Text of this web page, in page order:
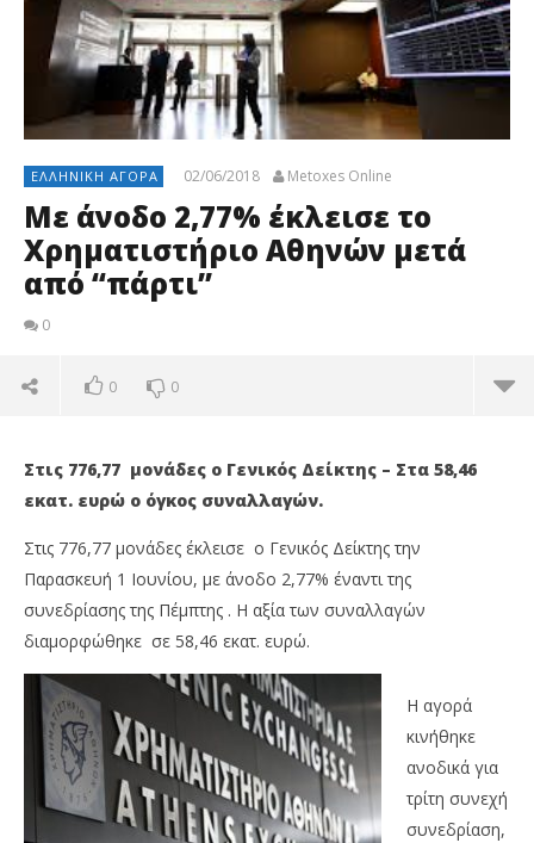
ΕΛΛΗΝΙΚΉ ΑΓΟΡΆ 02/06/2018 Metoxes Online
Με άνοδο 2,77% έκλεισε το
Χρηματιστήριο Αθηνών μετά
από “πάρτι”
0
0 0
NOW VIEWING
Με άνοδο 2,77% έκλεισε το Χρηματιστήριο
Αθηνών μετά από “πάρτι”
Στις 776,77 μονάδες ο Γενικός Δείκτης – Στα 58,46
εκατ. ευρώ ο όγκος συναλλαγών.
Στις 776,77 μονάδες έκλεισε ο Γενικός Δείκτης την
Παρασκευή 1 Ιουνίου, με άνοδο 2,77% έναντι της
συνεδρίασης της Πέμπτης . Η αξία των συναλλαγών
διαμορφώθηκε σε 58,46 εκατ. ευρώ.
Η αγορά
κινήθηκε
ανοδικά για
τρίτη συνεχή
συνεδρίαση,